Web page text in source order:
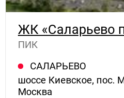
ЖК «Саларьево
ПИК
САЛАРЬЕВО
шоссе Киевское, пос.
Москва